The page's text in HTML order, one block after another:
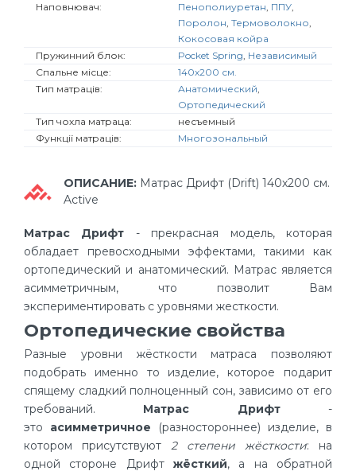
Наповнювач:
Пенополиуретан, ППУ,
Поролон, Термоволокно,
Кокосовая койра
Пружинний блок:
Pocket Spring, Независимый
Спальне місце:
140х200 см.
Тип матраців:
Анатомический,
Ортопедический
Тип чохла матраца:
несъемный
Функції матраців:
Многозональный
ОПИСАНИЕ: Матрас Дрифт (Drift) 140х200 см.
Active
Матрас Дрифт - прекрасная модель, которая
обладает превосходными эффектами, такими как
ортопедический и анатомический. Матрас является
асимметричным, что позволит Вам
экспериментировать с уровнями жесткости.
Ортопедические свойства
Разные уровни жёсткости матраса позволяют
подобрать именно то изделие, которое подарит
спящему сладкий полноценный сон, зависимо от его
требований. Матрас Дрифт-
это асимметричное
(разностороннее) изделие, в
котором присутствуют 2 степени жёсткости: на
одной стороне Дрифт жёсткий, а на обратной